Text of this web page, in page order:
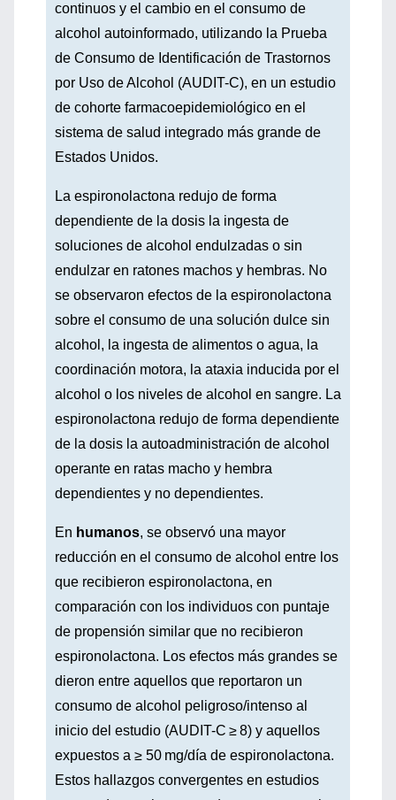
continuos y el cambio en el consumo de
alcohol autoinformado, utilizando la Prueba
de Consumo de Identificación de Trastornos
por Uso de Alcohol (AUDIT-C), en un estudio
de cohorte farmacoepidemiológico en el
sistema de salud integrado más grande de
Estados Unidos.
La espironolactona redujo de forma
dependiente de la dosis la ingesta de
soluciones de alcohol endulzadas o sin
endulzar en ratones machos y hembras. No
se observaron efectos de la espironolactona
sobre el consumo de una solución dulce sin
alcohol, la ingesta de alimentos o agua, la
coordinación motora, la ataxia inducida por el
alcohol o los niveles de alcohol en sangre. La
espironolactona redujo de forma dependiente
de la dosis la autoadministración de alcohol
operante en ratas macho y hembra
dependientes y no dependientes.
En humanos, se observó una mayor
reducción en el consumo de alcohol entre los
que recibieron espironolactona, en
comparación con los individuos con puntaje
de propensión similar que no recibieron
espironolactona. Los efectos más grandes se
dieron entre aquellos que reportaron un
consumo de alcohol peligroso/intenso al
inicio del estudio (AUDIT-C ≥ 8) y aquellos
expuestos a ≥ 50 mg/día de espironolactona.
Estos hallazgos convergentes en estudios